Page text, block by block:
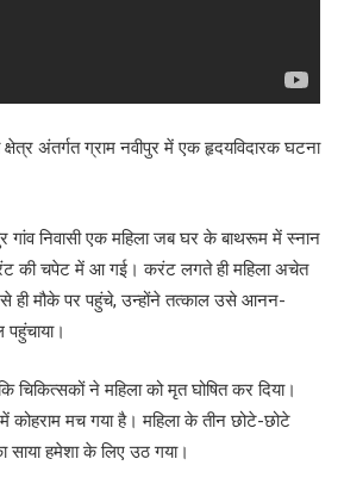
अंतर्गत ग्राम नवीपुर में एक हृदयविदारक घटना
गांव निवासी एक महिला जब घर के बाथरूम में स्नान
की चपेट में आ गई। करंट लगते ही महिला अचेत
ही मौके पर पहुंचे, उन्होंने तत्काल उसे आनन-
ने महिला को मृत घोषित कर दिया।
कोहराम मच गया है। महिला के तीन छोटे-छोटे
साया हमेशा के लिए उठ गया।